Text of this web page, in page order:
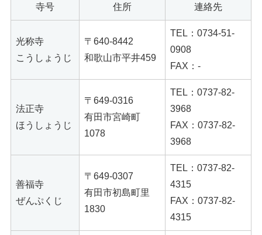
寺号 住所 連絡先
光称寺
こうしょうじ
〒640-8442
和歌山市平井459
TEL：0734-51-
0908
FAX：-
法正寺
ほうしょうじ
〒649-0316
有田市宮崎町
1078
TEL：0737-82-
3968
FAX：0737-82-
3968
善福寺
ぜんぷくじ
〒649-0307
有田市初島町里
1830
TEL：0737-82-
4315
FAX：0737-82-
4315